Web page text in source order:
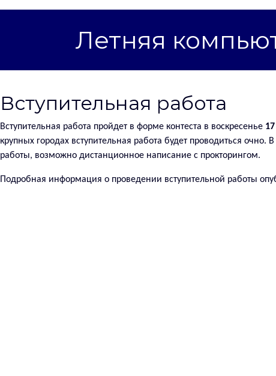
Летняя
Вступительная работа
Вступительная работа пройдет в форме контеста в воскресенье
крупных городах вступительная работа будет проводиться очно.
работы, возможно дистанционное написание с прокторингом.
Подробная информация о проведении вступительной работы